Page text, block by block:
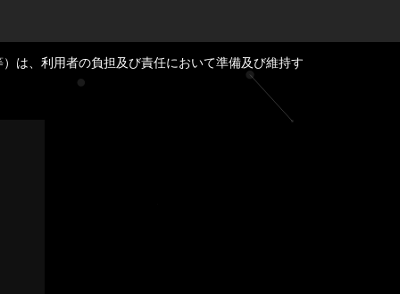
は、利用者の負担及び責任において準備及び維持す